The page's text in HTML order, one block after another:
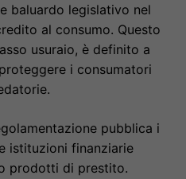
baluardo legislativo nel
al consumo. Questo
usuraio, è definito a
i consumatori
pubblica i
istituzioni finanziarie
prodotti di prestito.